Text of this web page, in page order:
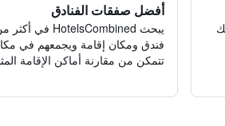
أفضل صفقات الفنادق
فندق ومكان إقامة ويجمعهم في
تتمكن من مقارنة أماكن الإقامة